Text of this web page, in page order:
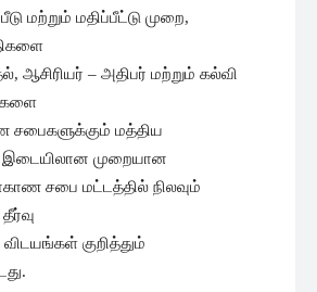
மற்றும் மதிப்பீட்டு முறை,
ஆசிரியர் – அதிபர் மற்றும் கல்வி
சபைகளுக்கும் மத்திய
இடையிலான முறையான
சபை மட்டத்தில் நிலவும்
குறித்தும்